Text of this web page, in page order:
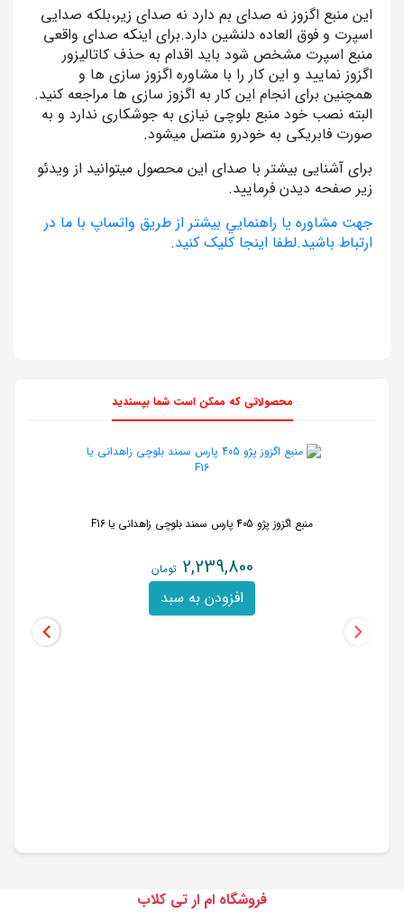
این منبع اگزوز نه صدای بم دارد نه صدای زیر،بلکه صدایی
اسپرت و فوق العاده دلنشین دارد.برای اینکه صدای واقعی
منبع اسپرت مشخص شود باید اقدام به حذف کاتالیزور
اگزوز نمایید و این کار را با مشاوره اگزوز سازی ها و
همچنین برای انجام این کار به اگزوز سازی ها مراجعه کنید.
البته نصب خود منبع بلوچی نیازی به جوشکاری ندارد و به
صورت فابریکی به خودرو متصل میشود.
برای آشنایی بیشتر با صدای این محصول میتوانید از ویدئو
زیر صفحه دیدن فرمایید.
جهت مشاوره يا راهنمايي بيشتر از طريق واتساپ با ما در
ارتباط باشيد.لطفا اينجا کليک کنيد.
محصولاتی که ممکن است شما بپسندید
منبع اگزوز پژو 405 پارس سمند بلوچی زاهدانی یا F16
2,239,800 تومان
افزودن به سبد
فروشگاه ام ار تی کلاب